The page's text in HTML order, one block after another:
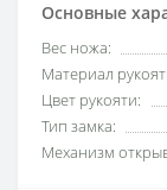
Основные
Вес ножа:
Материал
Цвет рукояти:
Тип замка:
Механизм